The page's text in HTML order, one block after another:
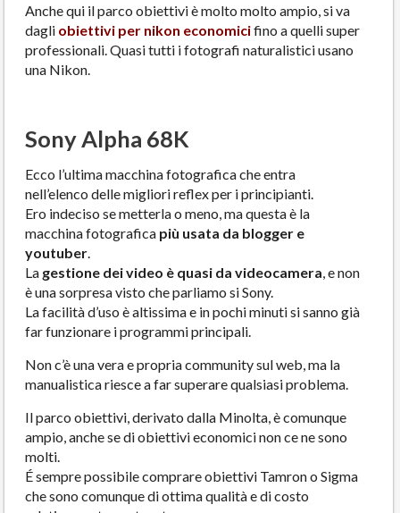
Anche qui il parco obiettivi è molto molto ampio, si va
dagli obiettivi per nikon economicifino a quelli super
professionali. Quasi tutti i fotografi naturalistici usano
una Nikon.
Sony Alpha 68K
Ecco l’ultima macchina fotografica che entra
nell’elenco delle migliori reflex per i principianti.
Ero indeciso se metterla o meno, ma questa è la
macchina fotografica più usata da blogger e
youtuber
La gestione dei video è quasi da videocamera , e non
è una sorpresa visto che parliamo si Sony.
La facilità d’uso è altissima e in pochi minuti si sanno già
far funzionare i programmi principali.
Non c’è una vera e propria community sul web, ma la
manualistica riesce a far superare qualsiasi problema.
Il parco obiettivi, derivato dalla Minolta, è comunque
ampio, anche se di obiettivi economici non ce ne sono
molti.
É sempre possibile comprare obiettivi Tamron o Sigma
che sono comunque di ottima qualità e di costo